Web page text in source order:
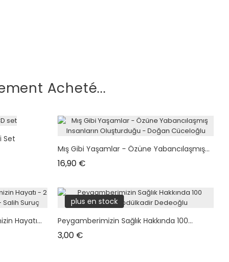
Acheté...
Set
Mış Gibi Yaşamlar - Özüne Yabancılaşmış...
16,90 €
Hayatı...
plus en stock
Peygamberimizin Sağlık Hakkında 100...
3,00 €